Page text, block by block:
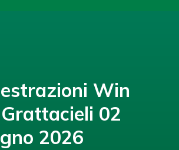
Win
02
2026